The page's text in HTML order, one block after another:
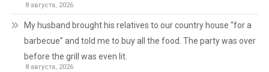
8 августа, 2026
My husband brought his relatives to our country house “for a
barbecue” and told me to buy all the food. The party was over
before the grill was even lit.
8 августа, 2026